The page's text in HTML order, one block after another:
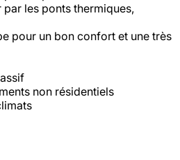
les ponts thermiques,
pour un bon confort et une très
non résidentiels